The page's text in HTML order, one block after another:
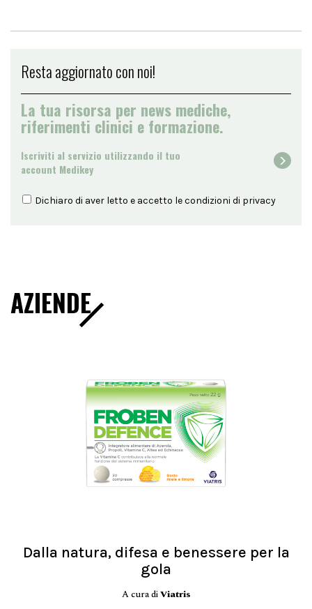
Resta aggiornato con noi!
La tua risorsa per news mediche,
riferimenti clinici e formazione.
Iscriviti al servizio utilizzando il tuo
account Medikey
Dichiaro di aver letto e accetto le condizioni di privacy
AZIENDE
Dalla natura, difesa e benessere per la
gola
A cura diViatris